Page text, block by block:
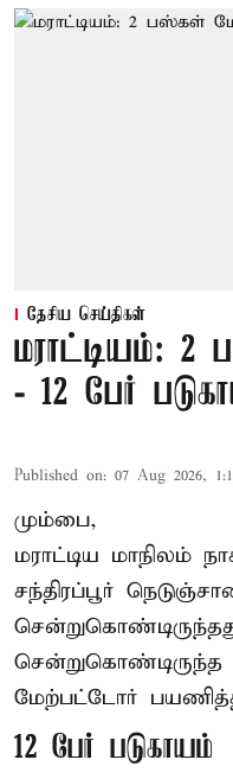
தேசிய செய்திகள்
மராட்டியம்: 2
- 12 பேர்
Published on: 07 Aug 2026,
மும்பை,
மராட்டிய மாநிலம்
சந்திரப்பூர்
மேற்பட்டோர்
12 பேர் படுகாயம்